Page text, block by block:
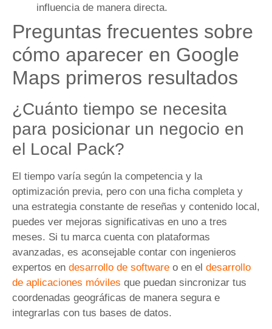
influencia de manera directa.
Preguntas frecuentes sobre
cómo aparecer en Google
Maps primeros resultados
¿Cuánto tiempo se necesita
para posicionar un negocio en
el Local Pack?
El tiempo varía según la competencia y la
optimización previa, pero con una ficha completa y
una estrategia constante de reseñas y contenido local,
puedes ver mejoras significativas en uno a tres
meses. Si tu marca cuenta con plataformas
avanzadas, es aconsejable contar con ingenieros
expertos en desarrollo de software o en el desarrollo
de aplicaciones móviles que puedan sincronizar tus
coordenadas geográficas de manera segura e
integrarlas con tus bases de datos.